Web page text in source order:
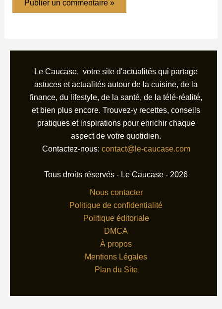
Le Caucase, votre site d'actualités qui partage
astuces et actualités autour de la cuisine, de la
finance, du lifestyle, de la santé, de la télé-réalité,
et bien plus encore. Trouvez-y recettes, conseils
pratiques et inspirations pour enrichir chaque
aspect de votre quotidien.
Contactez-nous: contact@le-caucase.com
Tous droits réservés - Le Caucase - 2026
Nous contacter
Politique de confidentialité
Politique éditoriale
DMCA
À propos
Mentions Légales
Plan du Site